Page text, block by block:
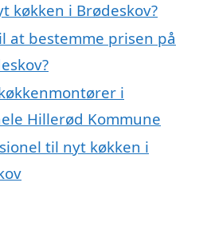
køkken i Brødeskov?
at bestemme prisen på
i
Hillerød Kommune
til nyt køkken i